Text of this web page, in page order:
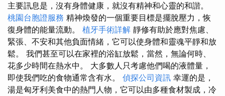
主要訊息是，沒有身體健康，就沒有精神和心靈的和諧。
桃園台胞證服務 精神煥發的一個重要目標是擺脫壓力，恢
復身體的能量流動。 植牙手術詳解 靜修有助於應對焦慮、
緊張、不安和其他負面情緒，它可以使身體和靈魂平靜和放
鬆。 我們甚至可以在家裡的浴缸放鬆，當然，無論何時、
花多少時間在熱水中。 大多數人只考慮他們喝的液體量，
即使我們吃的食物通常含有水。 偵探公司資訊 幸運的是，
湯是匈牙利美食中的熱門人物，它可以由多種食材製成，冷